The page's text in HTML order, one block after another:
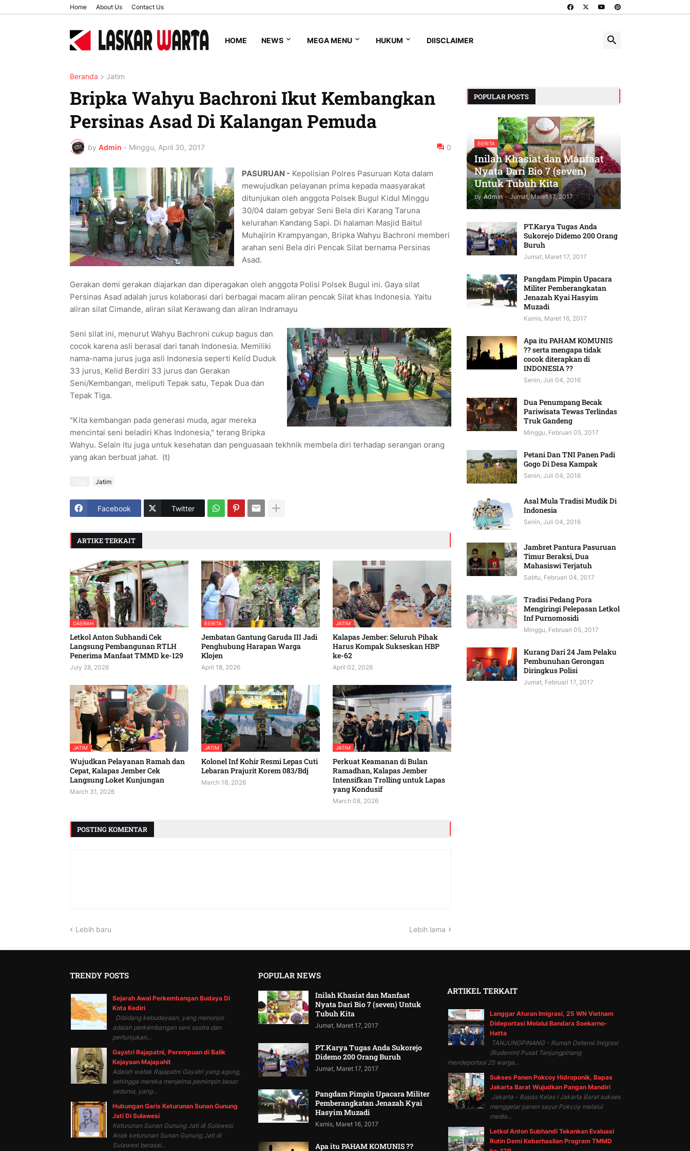
Home About Us Contact Us
HOME NEWS MEGA MENU HUKUM DIISCLAIMER
Beranda Jatim
Bripka Wahyu Bachroni Ikut Kembangkan
Persinas Asad Di Kalangan Pemuda
by Admin - Minggu, April 30, 2017 0
PASURUAN - Kepolisian Polres Pasuruan Kota dalam
mewujudkan pelayanan prima kepada maasyarakat
ditunjukan oleh anggota Polsek Bugul Kidul Minggu
30/04 dalam gebyar Seni Bela diri Karang Taruna
kelurahan Kandang Sapi. Di halaman Masjid Baitul
Muhajirin Krampyangan, Bripka Wahyu Bachroni memberi
arahan seni Bela diri Pencak Silat bernama Persinas
Asad.
Gerakan demi gerakan diajarkan dan diperagakan oleh anggota Polisi Polsek Bugul ini. Gaya silat
Persinas Asad adalah jurus kolaborasi dari berbagai macam aliran pencak Silat khas Indonesia. Yaitu
aliran silat Cimande, aliran silat Kerawang dan aliran Indramayu
Seni silat ini, menurut Wahyu Bachroni cukup bagus dan
cocok karena asli berasal dari tanah Indonesia. Memiliki
nama-nama jurus juga asli Indonesia seperti Kelid Duduk
33 jurus, Kelid Berdiri 33 jurus dan Gerakan
Seni/Kembangan, meliputi Tepak satu, Tepak Dua dan
Tepak Tiga.
"Kita kembangan pada generasi muda, agar mereka
mencintai seni beladiri Khas Indonesia," terang Bripka
Wahyu. Selain itu juga untuk kesehatan dan penguasaan tekhnik membela diri terhadap serangan orang
yang akan berbuat jahat. (t)
Jatim
Facebook Twitter
ARTIKE TERKAIT
DAERAH
Letkol Anton Subhandi Cek
Langsung Pembangunan RTLH
Penerima Manfaat TMMD ke-129
July 28, 2026
BERITA
Jembatan Gantung Garuda III Jadi
Penghubung Harapan Warga
Klojen
April 18, 2026
JATIM
Kalapas Jember: Seluruh Pihak
Harus Kompak Sukseskan HBP
ke-62
April 02, 2026
JATIM
Wujudkan Pelayanan Ramah dan
Cepat, Kalapas Jember Cek
Langsung Loket Kunjungan
March 31, 2026
JATIM
Kolonel Inf Kohir Resmi Lepas Cuti
Lebaran Prajurit Korem 083/Bdj
March 18, 2026
JATIM
Perkuat Keamanan di Bulan
Ramadhan, Kalapas Jember
Intensifkan Trolling untuk Lapas
yang Kondusif
March 08, 2026
POSTING KOMENTAR
Lebih baru Lebih lama
POPULAR POSTS
BERITA
Inilah Khasiat dan Manfaat
Nyata Dari Bio 7 (seven)
Untuk Tubuh Kita
by Admin - Jumat, Maret 17, 2017
PT.Karya Tugas Anda
Sukorejo Didemo 200 Orang
Buruh
Jumat, Maret 17, 2017
Pangdam Pimpin Upacara
Militer Pemberangkatan
Jenazah Kyai Hasyim
Muzadi
Kamis, Maret 16, 2017
Apa itu PAHAM KOMUNIS
?? serta mengapa tidak
cocok diterapkan di
INDONESIA ??
Senin, Juli 04, 2016
Dua Penumpang Becak
Pariwisata Tewas Terlindas
Truk Gandeng
Minggu, Februari 05, 2017
Petani Dan TNI Panen Padi
Gogo Di Desa Kampak
Senin, Juli 04, 2016
Asal Mula Tradisi Mudik Di
Indonesia
Senin, Juli 04, 2016
Jambret Pantura Pasuruan
Timur Beraksi, Dua
Mahasiswi Terjatuh
Sabtu, Februari 04, 2017
Tradisi Pedang Pora
Mengiringi Pelepasan Letkol
Inf Purnomosidi
Minggu, Februari 05, 2017
Kurang Dari 24 Jam Pelaku
Pembunuhan Gerongan
Diringkus Polisi
Jumat, Februari 17, 2017
TRENDY POSTS
Sejarah Awal Perkembangan Budaya Di
Kota Kediri
Dibidang kebudayaan, yang menonjol
adalah perkembangan seni sastra dan
pertunjukan...
Gayatri Rajapatni, Perempuan di Balik
Kejayaan Majapahit
Adalah watak Rajapatni Gayatri yang agung,
sehingga mereka menjelma pemimpin besar
sedunia, yang...
Hubungan Garis Keturunan Sunan Gunung
Jati Di Sulawesi
Keturunan Sunan Gunung Jati di Sulawesi
Anak keturunan Sunan Gunung Jati di
Sulawesi berasal...
POPULAR NEWS
Inilah Khasiat dan Manfaat
Nyata Dari Bio 7 (seven) Untuk
Tubuh Kita
Jumat, Maret 17, 2017
PT.Karya Tugas Anda Sukorejo
Didemo 200 Orang Buruh
Jumat, Maret 17, 2017
Pangdam Pimpin Upacara Militer
Pemberangkatan Jenazah Kyai
Hasyim Muzadi
Kamis, Maret 16, 2017
Apa itu PAHAM KOMUNIS ??
ARTIKEL TERKAIT
Langgar Aturan Imigrasi, 25 WN Vietnam
Dideportasi Melalui Bandara Soekarno-
Hatta
TANJUNGPINANG - Rumah Detensi Imigrasi
(Rudenim) Pusat Tanjungpinang
mendeportasi 25 warga...
Sukses Panen Pokcoy Hidroponik, Bapas
Jakarta Barat Wujudkan Pangan Mandiri
Jakarta - Bapas Kelas I Jakarta Barat sukses
menggelar panen sayur Pokcoy melalui
media...
Letkol Anton Subhandi Tekankan Evaluasi
Rutin Demi Keberhasilan Program TMMD